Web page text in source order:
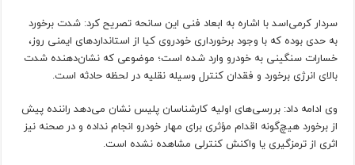
سردار کرمی‌اسد با اشاره به ابعاد فنی این سانحه تصریح کرد: شدت برخورد
به حدی بوده که با وجود برخورداری خودروی کیا از استانداردهای ایمنی روز،
خسارات سنگینی به خودرو وارد شده است؛ موضوعی که نشان‌دهنده شدت
بالای انرژی برخورد و فقدان کنترل وسیله نقلیه در لحظه حادثه است.
وی ادامه داد: بررسی‌های اولیه کارشناسان پلیس نشان می‌دهد راننده پیش
از برخورد هیچ‌گونه اقدام مؤثری برای مهار خودرو انجام نداده و در صحنه نیز
اثری از ترمزگیری یا واکنش کنترلی مشاهده نشده است.